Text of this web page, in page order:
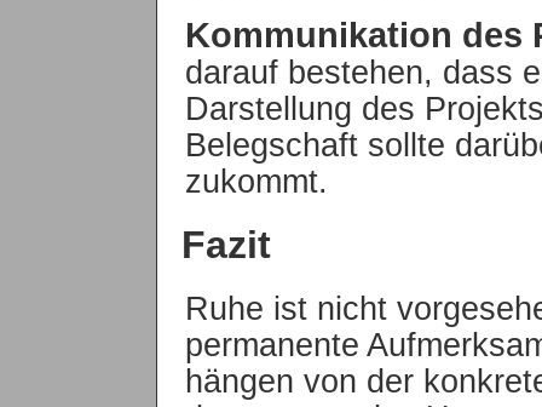
Kommunikation des
darauf bestehen, dass
Darstellung des
Belegschaft sollte
zukommt.
Fazit
Ruhe ist nicht
permanente
hängen von der